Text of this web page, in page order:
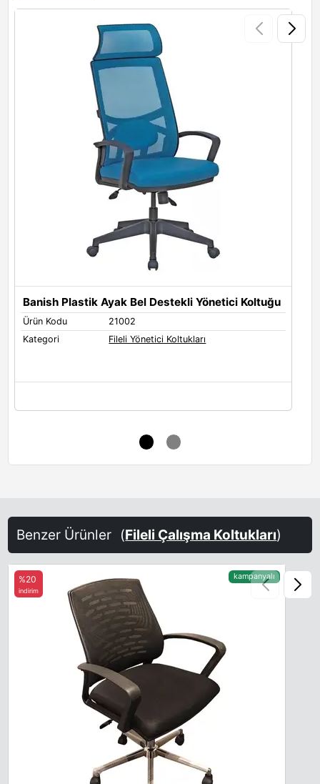
Banish Plastik Ayak Bel Destekli Yönetici Koltuğu
Ürün Kodu
21002
Kategori
Fileli Yönetici Koltukları
Benzer Ürünler (Fileli Çalışma Koltukları)
%20
indirim
kampanyalı